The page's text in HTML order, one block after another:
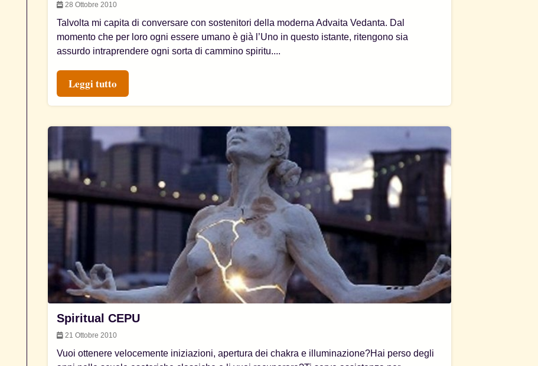
28 Ottobre 2010
Talvolta mi capita di conversare con sostenitori della moderna Advaita Vedanta. Dal
momento che per loro ogni essere umano è già l’Uno in questo istante, ritengono sia
assurdo intraprendere ogni sorta di cammino spiritu....
Leggi tutto
Spiritual CEPU
21 Ottobre 2010
Vuoi ottenere velocemente iniziazioni, apertura dei chakra e illuminazione?Hai perso degli